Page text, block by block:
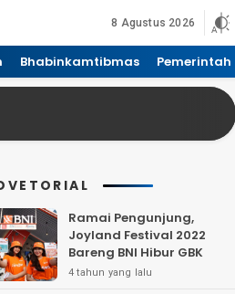
8 Agustus 2026
Bhabinkamtibmas Pemerintah
Ramai Pengunjung,
Joyland Festival 2022
Bareng BNI Hibur GBK
4 tahun yang lalu